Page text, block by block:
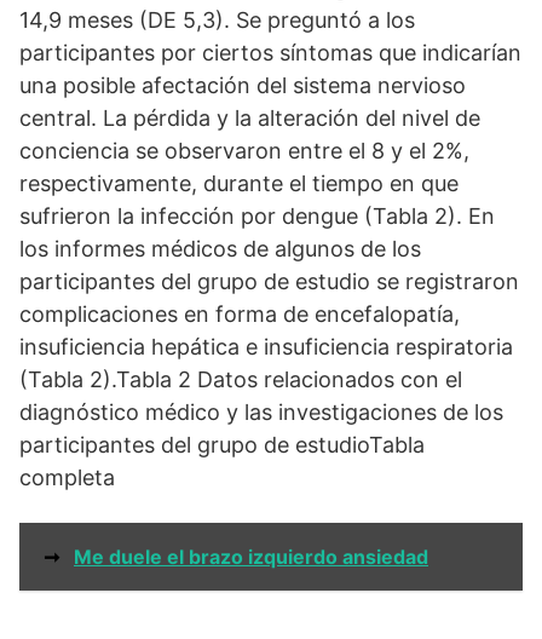
14,9 meses (DE 5,3). Se preguntó a los
participantes por ciertos síntomas que indicarían
una posible afectación del sistema nervioso
central. La pérdida y la alteración del nivel de
conciencia se observaron entre el 8 y el 2%,
respectivamente, durante el tiempo en que
sufrieron la infección por dengue (Tabla 2). En
los informes médicos de algunos de los
participantes del grupo de estudio se registraron
complicaciones en forma de encefalopatía,
insuficiencia hepática e insuficiencia respiratoria
(Tabla 2).Tabla 2 Datos relacionados con el
diagnóstico médico y las investigaciones de los
participantes del grupo de estudioTabla
completa
➞ Me duele el brazo izquierdo ansiedad